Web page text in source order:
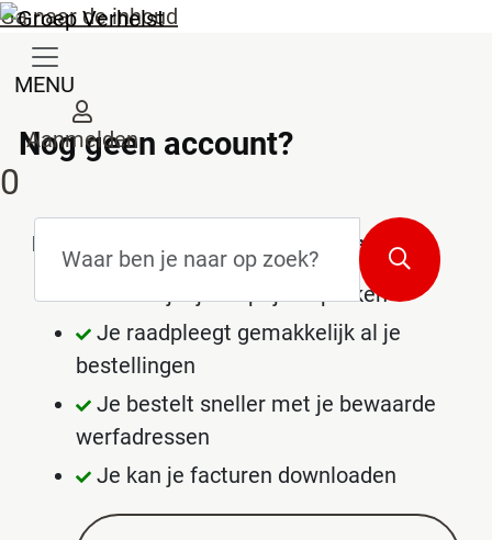
Ga naar de inhoud
MENU
Aanmelden
0
Zoekterm
Zoeken
Nog geen account?
Redenen om een account te maken
Je bekijkt jouw prijsafspraken
Je raadpleegt gemakkelijk al je
bestellingen
Je bestelt sneller met je bewaarde
werfadressen
Je kan je facturen downloaden